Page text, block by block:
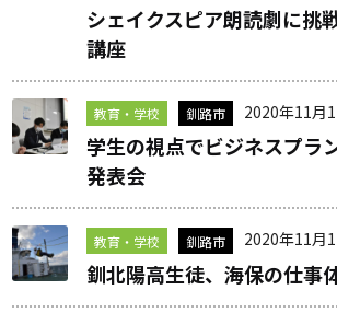
シェイクスピア朗読劇に挑
講座
教育・学校 釧路市 2020年11月
学生の視点でビジネスプ
発表会
教育・学校 釧路市 2020年11月
釧北陽高生徒、海保の仕事